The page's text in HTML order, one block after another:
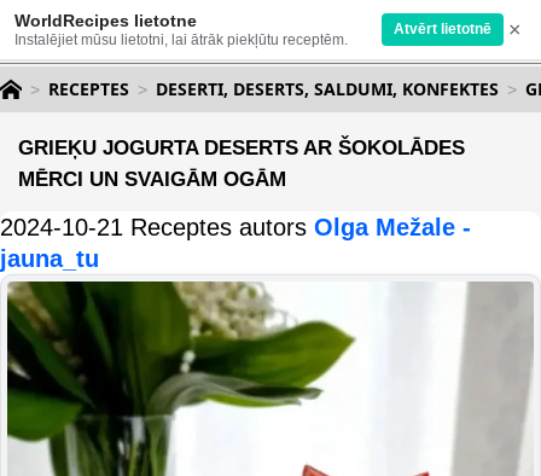
WorldRecipes lietotne
Instalējiet mūsu lietotni, lai ātrāk piekļūtu receptēm.
Atvērt lietotnē ×
RECEPTES DESERTI, DESERTS, SALDUMI, KONFEKTES
GRIEĶU JOGURTA DESERTS AR ŠOKOLĀDES
MĒRCI UN SVAIGĀM OGĀM
2024-10-21 Receptes autors Olga Mežale -
jauna_tu